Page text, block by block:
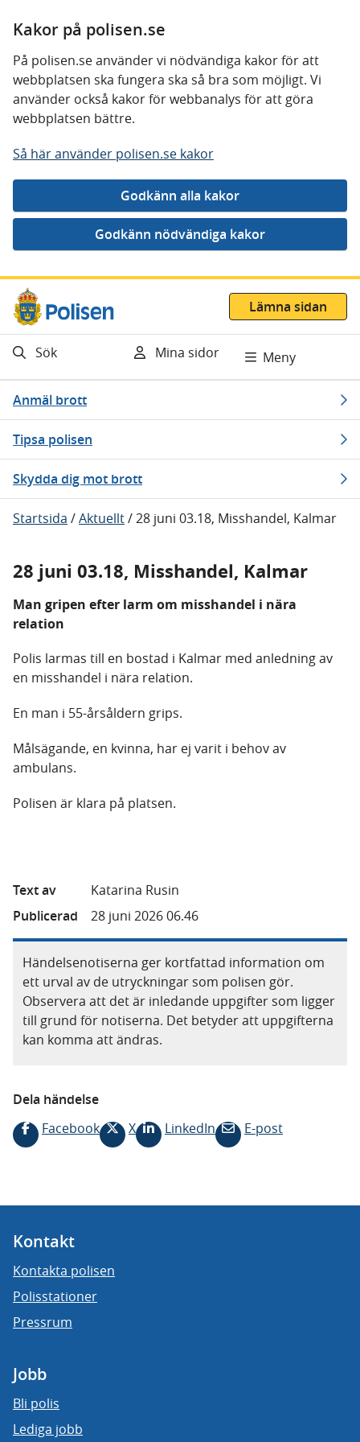
Kakor på polisen.se
På polisen.se använder vi nödvändiga kakor för att
webbplatsen ska fungera ska så bra som möjligt. Vi
använder också kakor för webbanalys för att göra
webbplatsen bättre.
Så här använder polisen.se kakor
Gå direkt till innehåll
Lämna sidan
Sök Mina sidor Meny
Anmäl brott
Tipsa polisen
Skydda dig mot brott
Startsida /Aktuellt/28 juni 03.18, Misshandel, Kalmar
28 juni 03.18, Misshandel, Kalmar
Man gripen efter larm om misshandel i nära
relation
Polis larmas till en bostad i Kalmar med anledning av
en misshandel i nära relation.
En man i 55-årsåldern grips.
Målsägande, en kvinna, har ej varit i behov av
ambulans.
Polisen är klara på platsen.
Text av
Katarina Rusin
Publicerad
28 juni 2026 06.46
Händelsenotiserna ger kortfattad information om
ett urval av de utryckningar som polisen gör.
Observera att det är inledande uppgifter som ligger
till grund för notiserna. Det betyder att uppgifterna
kan komma att ändras.
Dela händelse
Facebook
X LinkedIn E-post
Kontakt
Kontakta polisen
Polisstationer
Pressrum
Jobb
Bli polis
Lediga jobb